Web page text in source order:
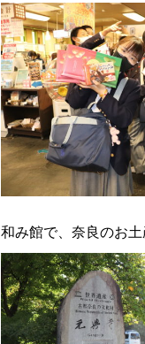
和み館で、奈良のお